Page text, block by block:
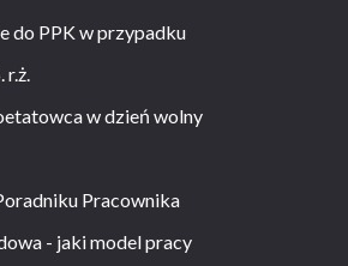
do PPK w przypadku
r.ż.
w dzień wolny
Pracownika
- jaki model pracy